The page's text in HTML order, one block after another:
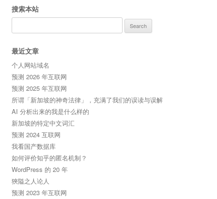
搜索本站
for:
最近文章
个人网站域名
预测 2026 年互联网
预测 2025 年互联网
所谓「新加坡的神奇法律」，充满了我们的误读与误解
AI 分析出来的我是什么样的
新加坡的特定中文词汇
预测 2024 互联网
我看国产数据库
如何评价知乎的匿名机制？
WordPress 的 20 年
狹隘之人论人
预测 2023 年互联网